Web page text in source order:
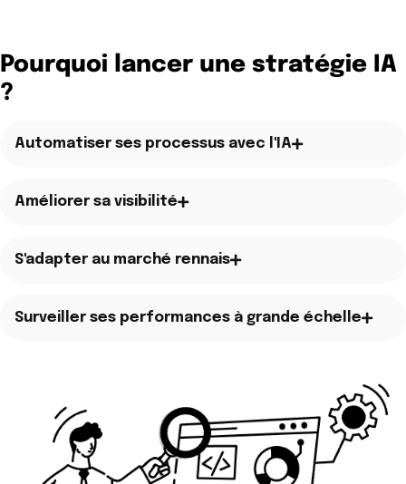
Pourquoi lancer une stratégie IA
?
Automatiser ses processus avec l'IA
Améliorer sa visibilité
S'adapter au marché rennais
Surveiller ses performances à grande échelle